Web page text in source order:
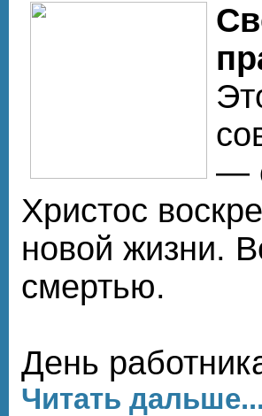
—
Христос
новой жизни.
смертью.
День
Читать дальше...